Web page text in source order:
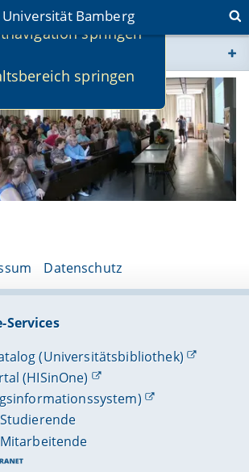
springen
springen
Universität Bamberg
bamberg.de
bamberg.de
fis.uni-bamberg.de
Datenschutz
(Universitätsbibliothek)
(HISinOne)